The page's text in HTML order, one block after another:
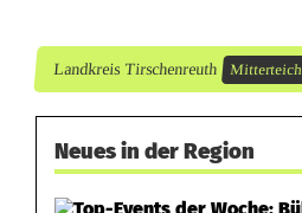
n
P
Landkreis Tirschenreuth Mitterteich
Neues in der Region